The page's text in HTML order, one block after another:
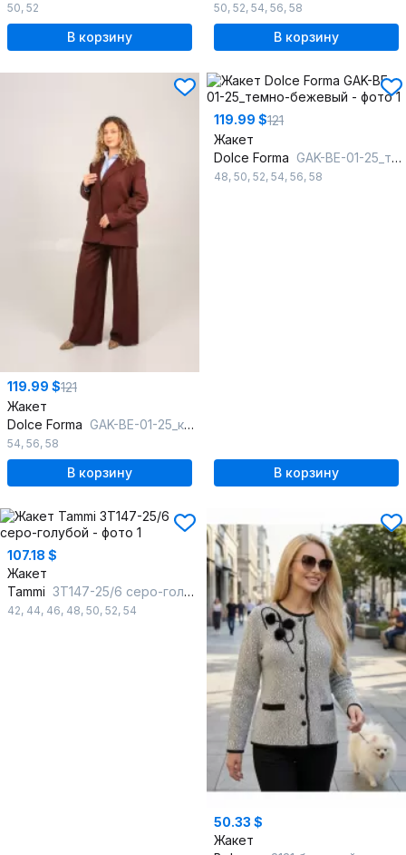
50, 52
В корзину
50, 52, 54, 56, 58
В корзину
119.99 $121
Жакет
Dolce Forma GAK-BE-01-25_коричневый
54, 56, 58
В корзину
119.99 $121
Жакет
Dolce Forma GAK-BE-01-25_темно-бежевый
48, 50, 52, 54, 56, 58
В корзину
107.18 $
Жакет
Tammi 3Т147-25/6 серо-голубой
42, 44, 46, 48, 50, 52, 54
50.33 $
Жакет